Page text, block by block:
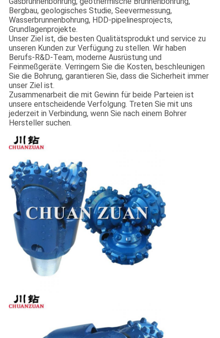
Bergbau, geologisches Studie, Seevermessung,
Wasserbrunnenbohrung, HDD-pipelinesprojects,
Grundlagenprojekte.
Unser Ziel ist, die besten Qualitätsprodukt und service zu
unseren Kunden zur Verfügung zu stellen. Wir haben
Berufs-R&D-Team, moderne Ausrüstung und
Feinmeßgeräte. Verringern Sie die Kosten, beschleunigen
Sie die Bohrung, garantieren Sie, dass die Sicherheit immer
unser Ziel ist.
Zusammenarbeit die mit Gewinn für beide Parteien ist
unsere entscheidende Verfolgung. Treten Sie mit uns
jederzeit in Verbindung, wenn Sie nach einem Bohrer
Hersteller suchen.